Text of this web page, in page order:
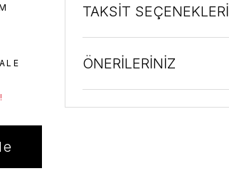
TAKSİT SEÇENEKLERİ
ÖNERİLERİNİZ